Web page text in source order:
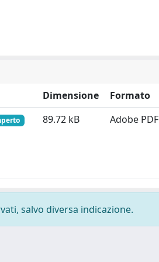
Dimensione
Formato
89.72 kB Adobe PDF
salvo diversa indicazione.